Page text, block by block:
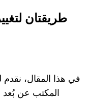
طريقتان
في هذا المقال،
المكتب عن بُعد